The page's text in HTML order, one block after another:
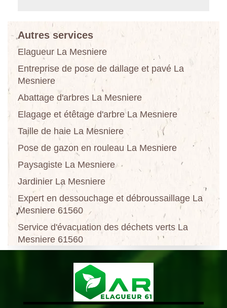
Autres services
Elagueur La Mesniere
Entreprise de pose de dallage et pavé La
Mesniere
Abattage d'arbres La Mesniere
Elagage et étêtage d'arbre La Mesniere
Taille de haie La Mesniere
Pose de gazon en rouleau La Mesniere
Paysagiste La Mesniere
Jardinier La Mesniere
Expert en dessouchage et débroussaillage La
Mesniere 61560
Service d'évacuation des déchets verts La
Mesniere 61560